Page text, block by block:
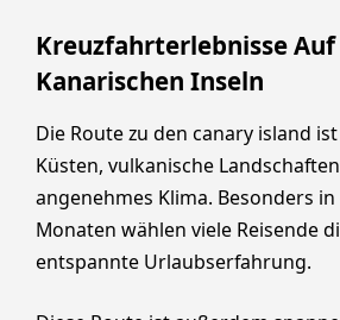
Kreuzfahrterlebnisse Auf
Kanarischen Inseln
Die Route zu den canary island
Küsten, vulkanische
angenehmes Klima. Besonders
Monaten wählen viele Reisende
entspannte Urlaubserfahrung.